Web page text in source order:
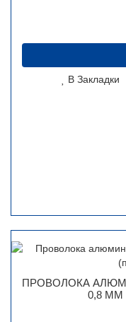
В Закладки
ПРОВОЛОКА
0,8 ММ